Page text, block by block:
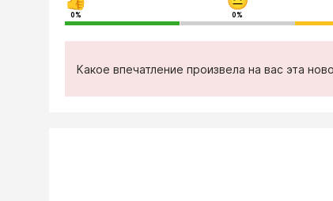
0% 0%
Какое впечатление произвела на вас эта